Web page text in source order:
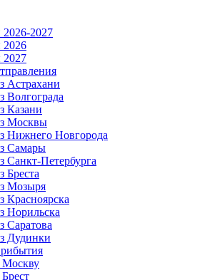
2027
Астрахани
Волгограда
Казани
Москвы
Нижнего Новгорода
Самары
Санкт-Петербурга
Бреста
Мозыря
Красноярска
Норильска
Саратова
Дудинки